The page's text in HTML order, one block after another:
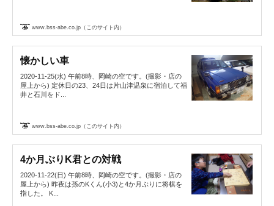
www.bss-abe.co.jp（このサイト内）
懐かしい車
2020-11-25(水) 午前8時、岡崎の空です。(撮影・店の
屋上から) 定休日の23、24日は片山津温泉に宿泊して福
井と石川をド...
www.bss-abe.co.jp（このサイト内）
4か月ぶりK君との対戦
2020-11-22(日) 午前8時、岡崎の空です。(撮影・店の
屋上から) 昨夜は孫のKくん(小3)と4か月ぶりに将棋を
指した。 K...